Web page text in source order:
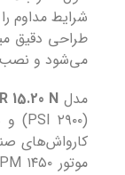
شرایط مداوم
طراحی دقیق
می‌شود و نصب
مدل 15.20 N
کارواش‌های